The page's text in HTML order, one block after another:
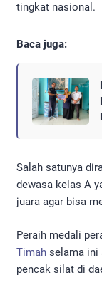
tingkat nasional.
Baca juga:
Salah satunya
dewasa kelas A
juara agar bisa
Peraih medali
Timah selama ini
pencak silat di